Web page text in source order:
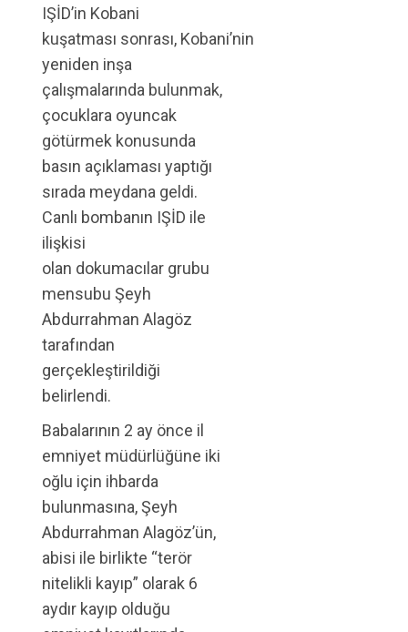
IŞİD’in Kobani
kuşatması sonrası, Kobani’nin
yeniden inşa
çalışmalarında bulunmak,
çocuklara oyuncak
götürmek konusunda
basın açıklaması yaptığı
sırada meydana geldi.
Canlı bombanın IŞİD ile
ilişkisi
olan dokumacılar grubu
mensubu Şeyh
Abdurrahman Alagöz
tarafından
gerçekleştirildiği
belirlendi.
Babalarının 2 ay önce il
emniyet müdürlüğüne iki
oğlu için ihbarda
bulunmasına, Şeyh
Abdurrahman Alagöz’ün,
abisi ile birlikte “terör
nitelikli kayıp” olarak 6
aydır kayıp olduğu